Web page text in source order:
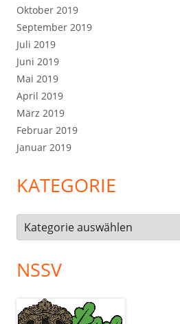
Oktober 2019
September 2019
Juli 2019
Juni 2019
Mai 2019
April 2019
März 2019
Februar 2019
Januar 2019
KATEGORIE
Kategorie
NSSV